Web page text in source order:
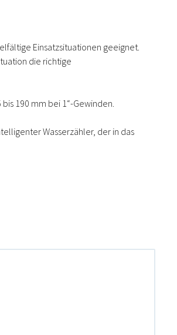
Einsatzsituationen geeignet.
die richtige
190 mm bei 1“-Gewinden.
Wasserzähler, der in das